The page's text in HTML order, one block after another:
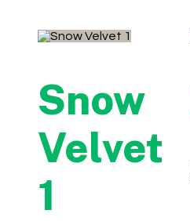
Snow
Velvet
1